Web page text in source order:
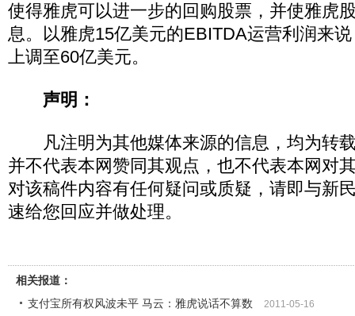
使得雅虎可以进一步的回购股票，并使雅虎
息。以雅虎15亿美元的EBITDA运营利润来
上调至60亿美元。
声明：
凡注明为其他媒体来源的信息，均为转
并不代表本网赞同其观点，也不代表本网对
对该稿件内容有任何疑问或质疑，请即与新
速给您回应并做处理。
相关报道：
支付宝所有权风波未平 马云：雅虎说话不算数
2011-05-16